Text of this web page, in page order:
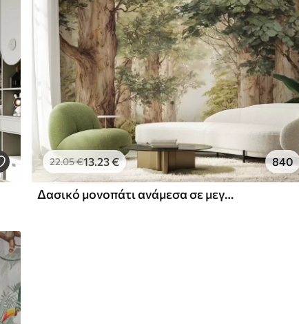
22.05€13.23€ 840
Δασικό μονοπάτι ανάμεσα σε μεγαλοπρεπή δέντρα σε στυλ ακουαρέλας